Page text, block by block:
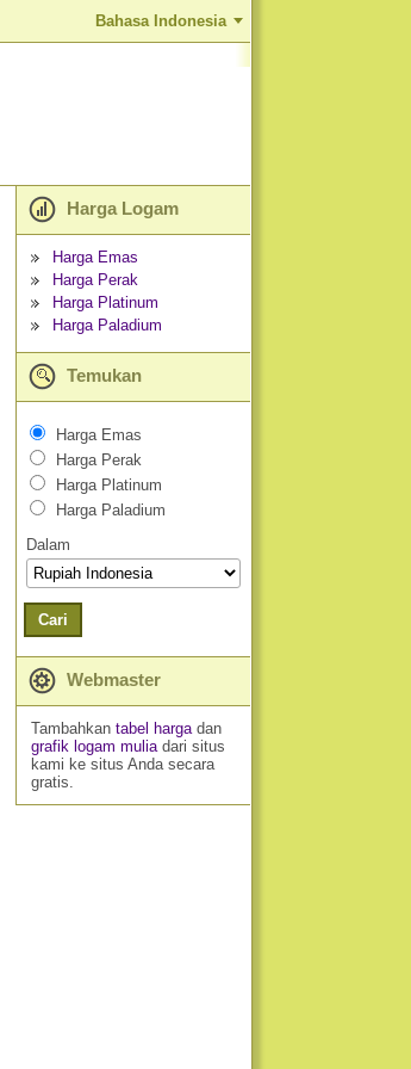
Bahasa Indonesia
Harga Logam
Harga Emas
Harga Perak
Harga Platinum
Harga Paladium
Temukan
Harga Emas
Harga Perak
Harga Platinum
Harga Paladium
Dalam
Cari
Webmaster
Tambahkan tabel hargadan
grafik logam muliadari situs
kami ke situs Anda secara
gratis.